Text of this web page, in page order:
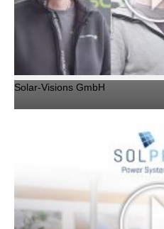
Solar-Visions GmbH